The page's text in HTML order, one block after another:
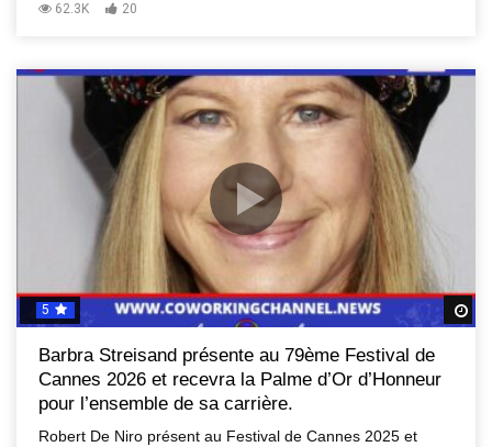
62.3K 20
5
Barbra Streisand présente au 79ème Festival de
Cannes 2026 et recevra la Palme d’Or d’Honneur
pour l’ensemble de sa carrière.
Robert De Niro présent au Festival de Cannes 2025 et